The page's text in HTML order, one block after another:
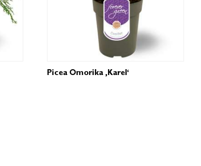
Picea Omorika ‚Karel‘